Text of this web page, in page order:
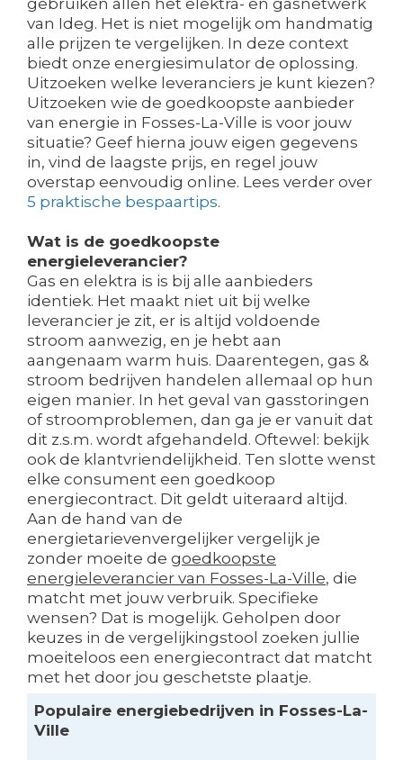
van Ideg. Het is niet mogelijk om handmatig
alle prijzen te vergelijken. In deze context
biedt onze energiesimulator de oplossing.
Uitzoeken welke leveranciers je kunt kiezen?
Uitzoeken wie de goedkoopste aanbieder
van energie in Fosses-La-Ville is voor jouw
situatie? Geef hierna jouw eigen gegevens
in, vind de laagste prijs, en regel jouw
overstap eenvoudig online. Lees verder over
5 praktische bespaartips.
Wat is de goedkoopste
energieleverancier?
Gas en elektra is is bij alle aanbieders
identiek. Het maakt niet uit bij welke
leverancier je zit, er is altijd voldoende
stroom aanwezig, en je hebt aan
aangenaam warm huis. Daarentegen, gas &
stroom bedrijven handelen allemaal op hun
eigen manier. In het geval van gasstoringen
of stroomproblemen, dan ga je er vanuit dat
dit z.s.m. wordt afgehandeld. Oftewel: bekijk
ook de klantvriendelijkheid. Ten slotte wenst
elke consument een goedkoop
energiecontract. Dit geldt uiteraard altijd.
Aan de hand van de
energietarievenvergelijker vergelijk je
zonder moeite de goedkoopste
energieleverancier van Fosses-La-Ville, die
matcht met jouw verbruik. Specifieke
wensen? Dat is mogelijk. Geholpen door
keuzes in de vergelijkingstool zoeken jullie
moeiteloos een energiecontract dat matcht
met het door jou geschetste plaatje.
Populaire energiebedrijven in Fosses-La-
Ville